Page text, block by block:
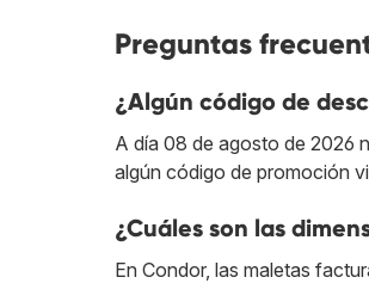
Preguntas
¿Algún código de
A día 08 de agosto de 2026
algún código de promoción
¿Cuáles son las
En Condor, las maletas